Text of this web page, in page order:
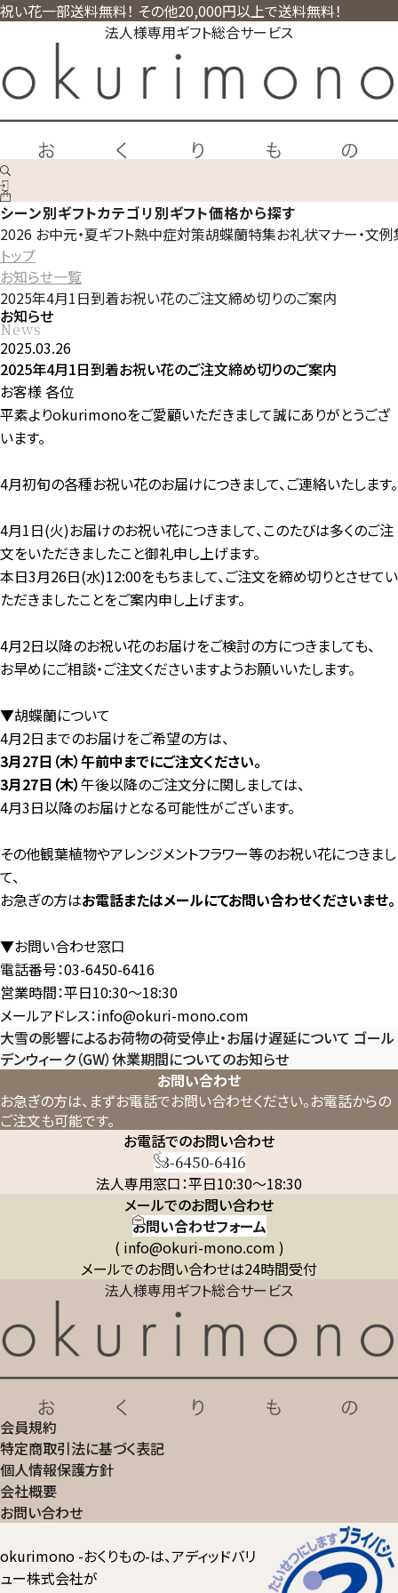
祝い花一部送料無料！ その他20,000円以上で送料無料！
法人様専用ギフト総合サービス
シーン別ギフトカテゴリ別ギフト価格から探す
2026 お中元・夏ギフト熱中症対策胡蝶蘭特集お礼状マナー・文
トップ
お知らせ一覧
2025年4月1日到着お祝い花のご注文締め切りのご案内
お知らせ
News
2025.03.26
2025年4月1日到着お祝い花のご注文締め切りのご案内
お客様 各位
平素よりokurimonoをご愛顧いただきまして誠にありがとうござ
います。
4月初旬の各種お祝い花のお届けにつきまして、ご連絡いたします。
4月1日(火)お届けのお祝い花につきまして、このたびは多くのご注
文をいただきましたこと御礼申し上げます。
本日3月26日(水)12:00をもちまして、ご注文を締め切りとさせてい
ただきましたことをご案内申し上げます。
4月2日以降のお祝い花のお届けをご検討の方につきましても、
お早めにご相談・ご注文くださいますようお願いいたします。
▼胡蝶蘭について
4月2日までのお届けをご希望の方は、
3月27日（木）午前中までにご注文ください。
3月27日（木）午後以降のご注文分に関しましては、
4月3日以降のお届けとなる可能性がございます。
その他観葉植物やアレンジメントフラワー等のお祝い花につきまし
て、
お急ぎの方はお電話またはメールにてお問い合わせくださいませ。
▼お問い合わせ窓口
電話番号：03-6450-6416
営業時間：平日10:30～18:30
メールアドレス：info@okuri-mono.com
大雪の影響によるお荷物の荷受停止・お届け遅延について ゴール
デンウィーク（GW）休業期間についてのお知らせ
お問い合わせ
お急ぎの方は、まずお電話でお問い合わせください。お電話からの
ご注文も可能です。
お電話でのお問い合わせ
03-6450-6416
法人専用窓口：平日10:30～18:30
メールでのお問い合わせ
お問い合わせフォーム
( info@okuri-mono.com )
メールでのお問い合わせは24時間受付
法人様専用ギフト総合サービス
会員規約
特定商取引法に基づく表記
個人情報保護方針
会社概要
お問い合わせ
okurimono -おくりもの-は、アディッドバリ
ュー株式会社が